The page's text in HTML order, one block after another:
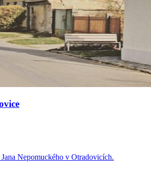
Nepomuckého v Otradovicích.